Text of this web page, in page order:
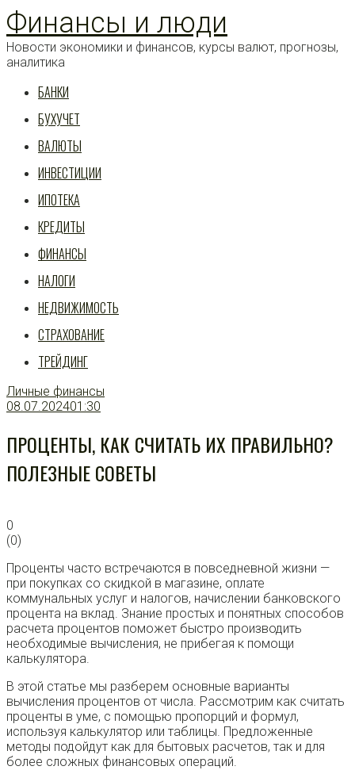
Перейти
к
статье
Финансы и люди
Новости экономики и финансов, курсы валют, прогнозы,
аналитика
БАНКИ
БУХУЧЕТ
ВАЛЮТЫ
ИНВЕСТИЦИИ
ИПОТЕКА
КРЕДИТЫ
ФИНАНСЫ
НАЛОГИ
НЕДВИЖИМОСТЬ
СТРАХОВАНИЕ
ТРЕЙДИНГ
Личные финансы
08.07.202401:30
ПРОЦЕНТЫ, КАК СЧИТАТЬ ИХ ПРАВИЛЬНО?
ПОЛЕЗНЫЕ СОВЕТЫ
0
(0)
Проценты часто встречаются в повседневной жизни —
при покупках со скидкой в магазине, оплате
коммунальных услуг и налогов, начислении банковского
процента на вклад. Знание простых и понятных способов
расчета процентов поможет быстро производить
необходимые вычисления, не прибегая к помощи
калькулятора.
В этой статье мы разберем основные варианты
вычисления процентов от числа. Рассмотрим как считать
проценты в уме, с помощью пропорций и формул,
используя калькулятор или таблицы. Предложенные
методы подойдут как для бытовых расчетов, так и для
более сложных финансовых операций.